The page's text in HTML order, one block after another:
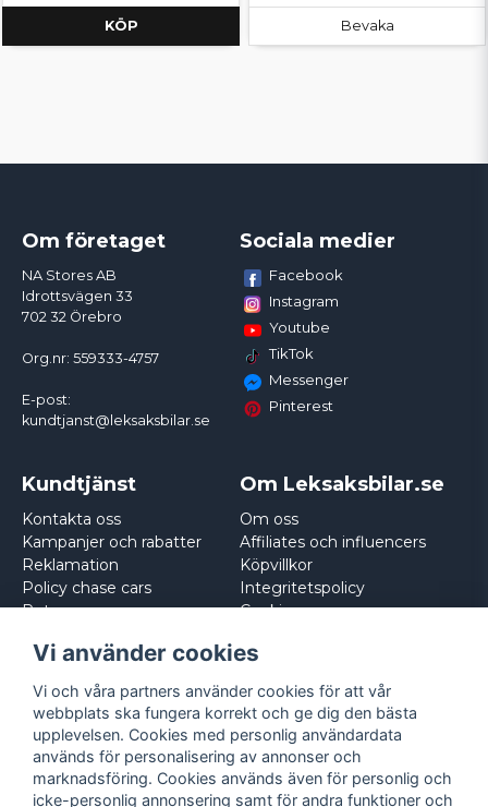
KÖP Bevaka
Om företaget
NA Stores AB
Idrottsvägen 33
702 32 Örebro
Org.nr: 559333-4757
E-post:
kundtjanst@leksaksbilar.se
Sociala medier
Facebook
Instagram
Youtube
TikTok
Messenger
Pinterest
Kundtjänst
Kontakta oss
Kampanjer och rabatter
Reklamation
Policy chase cars
Returnera
Om Leksaksbilar.se
Om oss
Affiliates och influencers
Köpvillkor
Integritetspolicy
Cookies
Vi använder cookies
Vi och våra partners använder cookies för att vår
webbplats ska fungera korrekt och ge dig den bästa
upplevelsen. Cookies med personlig användardata
används för personalisering av annonser och
marknadsföring. Cookies används även för personlig och
icke-personlig annonsering samt för andra funktioner och